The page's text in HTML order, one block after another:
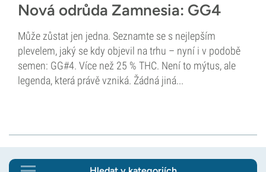
Nová odrůda Zamnesia: GG4
Může zůstat jen jedna. Seznamte se s nejlepším
plevelem, jaký se kdy objevil na trhu – nyní i v podobě
semen: GG#4. Více než 25 % THC. Není to mýtus, ale
legenda, která právě vzniká. Žádná jiná...